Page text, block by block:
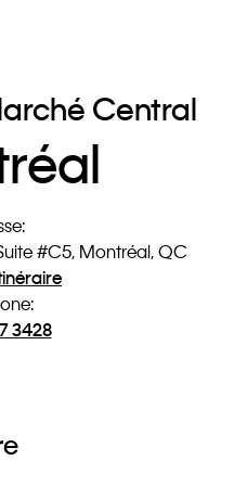
Central
:
#C5, Montréal, QC
:
3428